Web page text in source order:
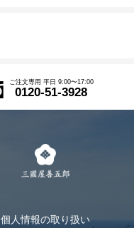
ご注文専用 平日 9:00〜17:00
0120-51-3928
個人情報の取り扱い